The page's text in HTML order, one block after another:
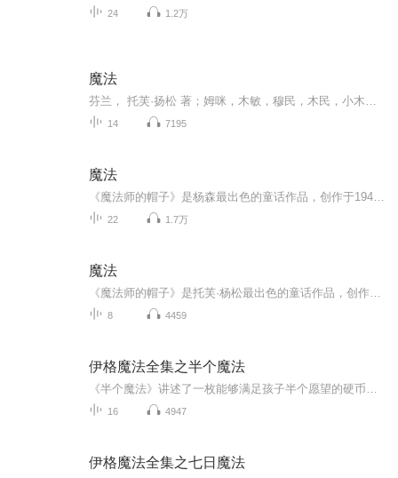
24 1.2万
魔法
14 7195
魔法
22 1.7万
魔法
8 4459
伊格魔法全集之半个魔法
16 4947
伊格魔法全集之七日魔法